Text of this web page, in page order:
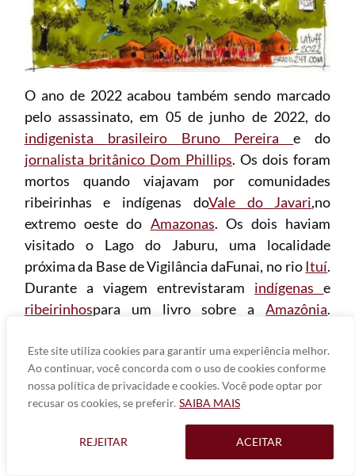
Este site utiliza cookies para garantir uma experiência melhor.
Ao continuar, você concorda com o uso de cookies conforme
nossa política de privacidade e cookies. Você pode optar por
recusar os cookies, se preferir. SAIBA MAIS
REJEITAR ACEITAR
O ano de 2022 acabou também sendo marcado
pelo assassinato, em 05 de junho de 2022, do
indigenista brasileiro Bruno Pereirae do
jornalista britânico Dom Phillips. Os dois foram
mortos quando viajavam por comunidades
ribeirinhas e indígenas doVale do Javari,no
extremo oeste do Amazonas. Os dois haviam
visitado o Lago do Jaburu, uma localidade
próxima da Base de Vigilância daFunai, no rioItuí.
Durante a viagem entrevistaram indígenase
ribeirinhospara um livro sobre aAmazônia.
reunião com pescadores na comunidade
SãoRafael. Acabaram assassinados no trajeto
entre a comunidade e o município deAtalaia do
Por longos e angustiantes dias eles eram dados